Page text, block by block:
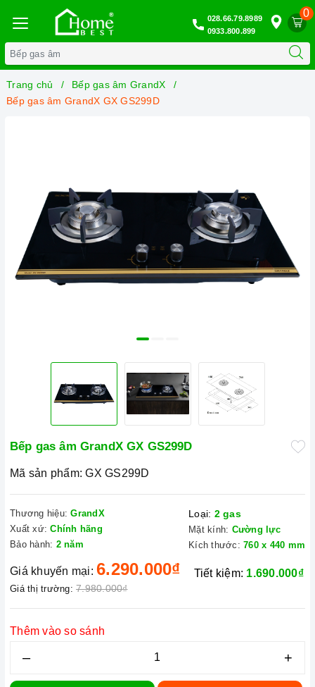
0
028.66.79.8989
0933.800.899
Trang chủ
Bếp gas âm GrandX
Bếp gas âm GrandX GX GS299D
Bếp gas âm GrandX GX GS299D
Mã sản phẩm: GX GS299D
Thương hiệu: GrandX
Xuất xứ: Chính hãng
Bảo hành: 2 năm
Loại: 2 gas
Mặt kính: Cường lực
Kích thước: 760 x 440 mm
Giá khuyến mại: 6.290.000₫
Giá thị trường: 7.980.000₫
Tiết kiệm: 1.690.000₫
Thêm vào so sánh
– +